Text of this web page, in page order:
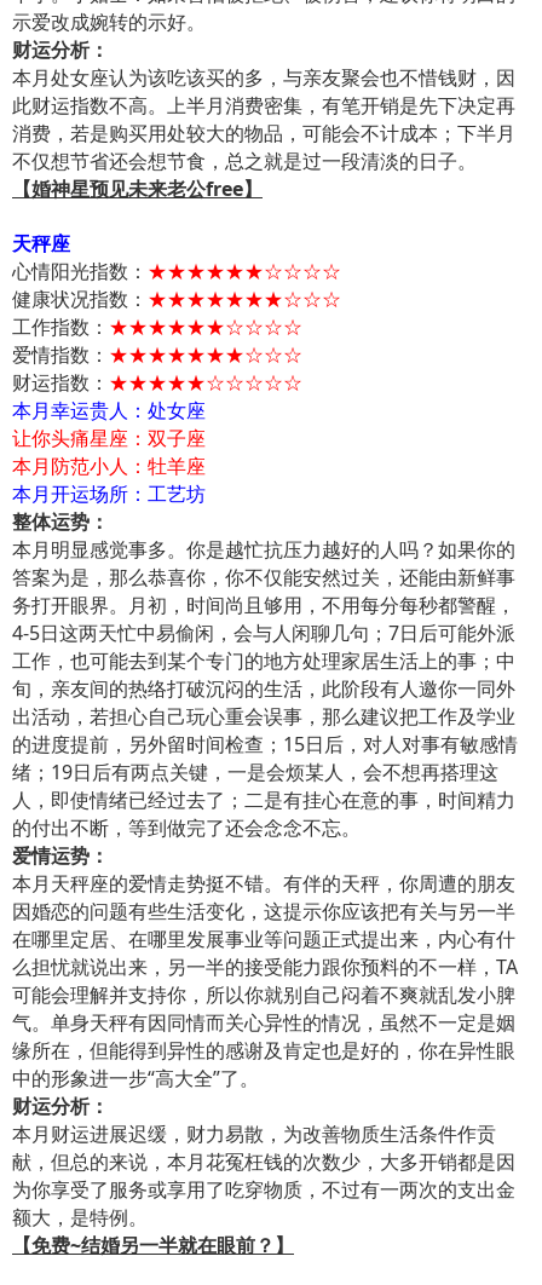
示爱改成婉转的示好。
财运分析：
本月处女座认为该吃该买的多，与亲友聚会也不惜钱财，因
此财运指数不高。上半月消费密集，有笔开销是先下决定再
消费，若是购买用处较大的物品，可能会不计成本；下半月
不仅想节省还会想节食，总之就是过一段清淡的日子。
【婚神星预见未来老公free】
天秤座
心情阳光指数： ★★★★★★☆☆☆☆
健康状况指数： ★★★★★★★☆☆☆
工作指数： ★★★★★★☆☆☆☆
爱情指数： ★★★★★★★☆☆☆
财运指数： ★★★★★☆☆☆☆☆
本月幸运贵人：处女座
让你头痛星座：双子座
本月防范小人：牡羊座
本月开运场所：工艺坊
整体运势：
本月明显感觉事多。你是越忙抗压力越好的人吗？如果你的
答案为是，那么恭喜你，你不仅能安然过关，还能由新鲜事
务打开眼界。月初，时间尚且够用，不用每分每秒都警醒，
4-5日这两天忙中易偷闲，会与人闲聊几句；7日后可能外派
工作，也可能去到某个专门的地方处理家居生活上的事；中
旬，亲友间的热络打破沉闷的生活，此阶段有人邀你一同外
出活动，若担心自己玩心重会误事，那么建议把工作及学业
的进度提前，另外留时间检查；15日后，对人对事有敏感情
绪；19日后有两点关键，一是会烦某人，会不想再搭理这
人，即使情绪已经过去了；二是有挂心在意的事，时间精力
的付出不断，等到做完了还会念念不忘。
爱情运势：
本月天秤座的爱情走势挺不错。有伴的天秤，你周遭的朋友
因婚恋的问题有些生活变化，这提示你应该把有关与另一半
在哪里定居、在哪里发展事业等问题正式提出来，内心有什
么担忧就说出来，另一半的接受能力跟你预料的不一样，TA
可能会理解并支持你，所以你就别自己闷着不爽就乱发小脾
气。单身天秤有因同情而关心异性的情况，虽然不一定是姻
缘所在，但能得到异性的感谢及肯定也是好的，你在异性眼
中的形象进一步“高大全”了。
财运分析：
本月财运进展迟缓，财力易散，为改善物质生活条件作贡
献，但总的来说，本月花冤枉钱的次数少，大多开销都是因
为你享受了服务或享用了吃穿物质，不过有一两次的支出金
额大，是特例。
【免费~结婚另一半就在眼前？】